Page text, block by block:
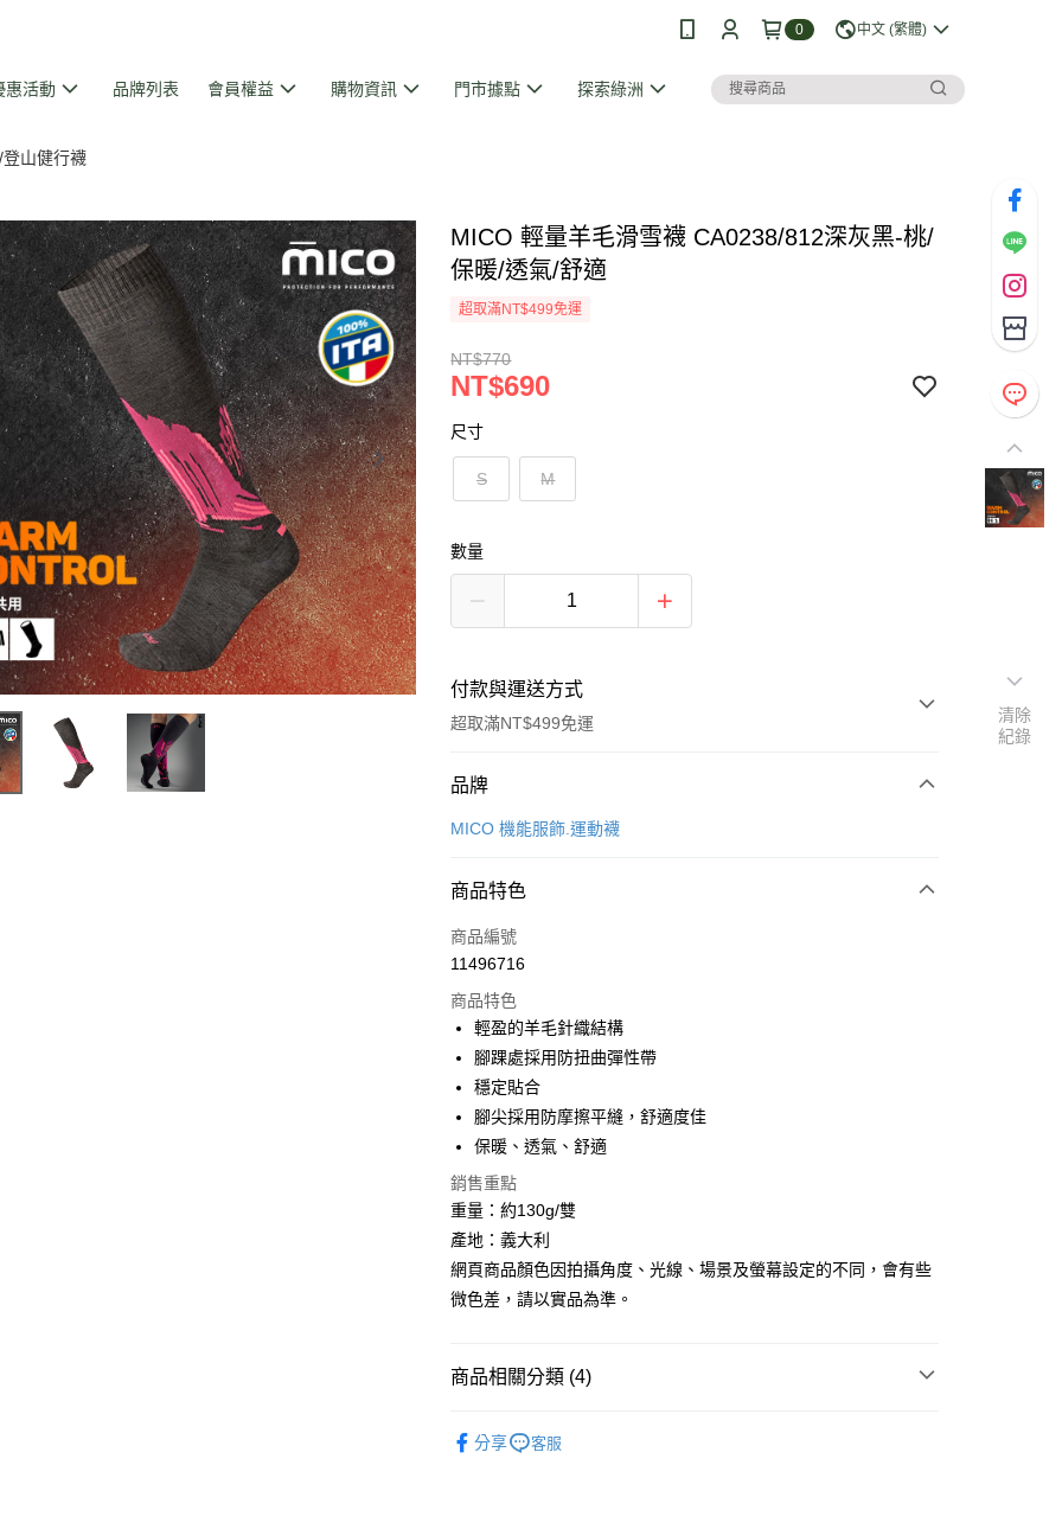
0 中文 (繁體)
惠活動 品牌列表 會員權益 購物資訊 門市據點 探索綠洲
山健行襪
MICO 輕量羊毛滑雪襪 CA0238/812深灰黑-桃/
保暖/透氣/舒適
超取滿NT$499免運
NT$770
NT$690
尺寸
S M
數量
付款與運送方式
超取滿NT$499免運
付款方式
信用卡一次付款
Apple Pay
街口支付
悠遊付
Google Pay
全盈+PAY
AFTEE先享後付
相關說明
【關於「AFTEE先享後付」】
AFTEE先享後付是「在收到商品之後才付款」的支付方式。 讓您購物簡單
便利好安心！
１．簡單：不需註冊會員、不需綁卡、不需儲值。
【「AFTEE先享後付」結帳流程】
２．訂單成立數日內，您將收到繳費通知簡訊。
ATM付款
貨到付款
運送方式
每筆NT$60，滿NT$499(含以上)免運費
品牌
MICO 機能服飾.運動襪
商品特色
商品編號
11496716
商品特色
輕盈的羊毛針織結構
腳踝處採用防扭曲彈性帶
穩定貼合
腳尖採用防摩擦平縫，舒適度佳
保暖、透氣、舒適
銷售重點
重量：約130g/雙
產地：義大利
網頁商品顏色因拍攝角度、光線、場景及螢幕設定的不同，會有些
微色差，請以實品為準。
商品相關分類 (4)
分享 客服
清除
紀錄